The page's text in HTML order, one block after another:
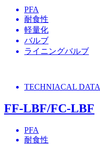
PFA
耐食性
軽量化
バルブ
ライニングバルブ
TECHNIACAL DATA
FF-LBF/FC-LBF
PFA
耐食性